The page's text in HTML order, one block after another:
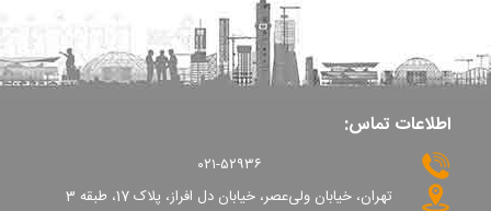
اطلاعات تماس:
۰۲۱-۵۲۹۳۶
تهران، خیابان ولی‌عصر، خیابان دل افراز، پلاک 17، طبقه 3